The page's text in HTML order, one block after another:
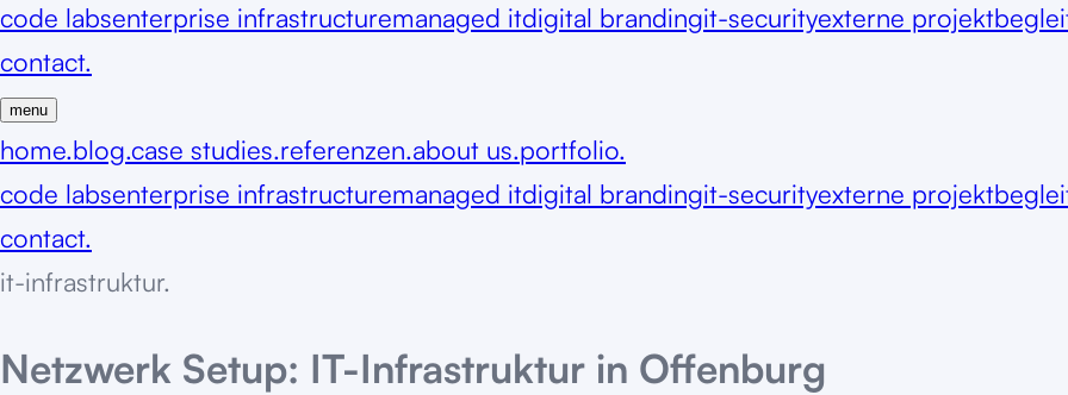
code labsenterprise infrastructuremanaged itdigital brandingit-securityexterne
contact.
menu
home.blog.case studies.referenzen.about us.portfolio.
code labsenterprise infrastructuremanaged itdigital brandingit-securityexterne
contact.
it-infrastruktur.
Netzwerk Setup: IT-Infrastruktur in Offenburg